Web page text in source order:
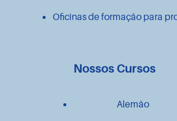
Oficinas de formação para
Nossos Cursos
Alemão